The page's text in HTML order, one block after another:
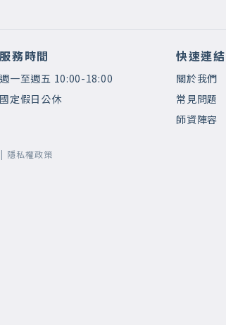
服務時間
週一至週五 10:00-18:00
國定假日公休
快速連結
關於我們
常見問題
師資陣容
| 隱私權政策